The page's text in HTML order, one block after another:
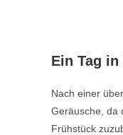
Ein Tag
Nach einer
Geräusche, da
Frühstück